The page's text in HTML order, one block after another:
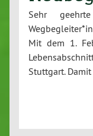
Sehr
Mit dem 1.
Stuttgart.